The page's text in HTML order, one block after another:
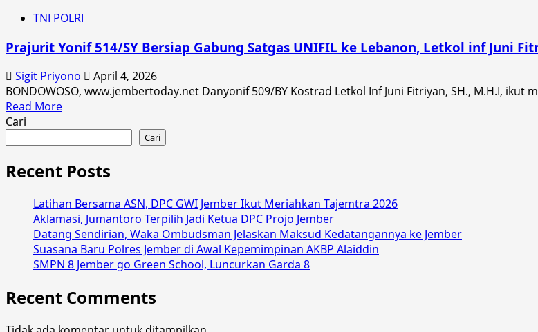
TNI POLRI
Prajurit Yonif 514/SY Bersiap Gabung Satgas UNIFIL ke Lebanon, Letkol inf Juni
Sigit Priyono
April 4, 2026
BONDOWOSO, www.jembertoday.net Danyonif 509/BY Kostrad Letkol Inf Juni Fitriyan, SH., M.H.I,
Read MoreRead
Yonif
514/SY
Bersiap
Gabung
Satgas
UNIFIL
ke
Lebanon,
inf
Cari
Cari
Recent Posts
Latihan Bersama ASN, DPC GWI Jember Ikut Meriahkan Tajemtra 2026
Aklamasi, Jumantoro Terpilih Jadi Ketua DPC Projo Jember
Datang Sendirian, Waka Ombudsman Jelaskan Maksud Kedatangannya ke Jember
Suasana Baru Polres Jember di Awal Kepemimpinan AKBP Alaiddin
SMPN 8 Jember go Green School, Luncurkan Garda 8
Recent Comments